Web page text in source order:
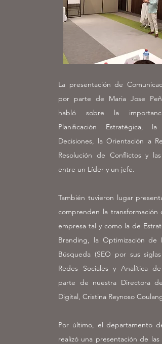
La presentación de
por parte de Maria Jose
habló sobre la
Planificación Estratégica,
Decisiones, la Orientación a
Resolución de Conflictos y las
entre un Líder y un jefe.
También tuvieron lugar
comprenden la transformación
empresa tal y como la de
Branding, la Optimización de
Búsqueda (SEO por sus siglas
Redes Sociales y Analítica
parte de nuestra Directora de
Digital, Cristina Reynoso
Por último, el departamento de
realizó una presentación de las